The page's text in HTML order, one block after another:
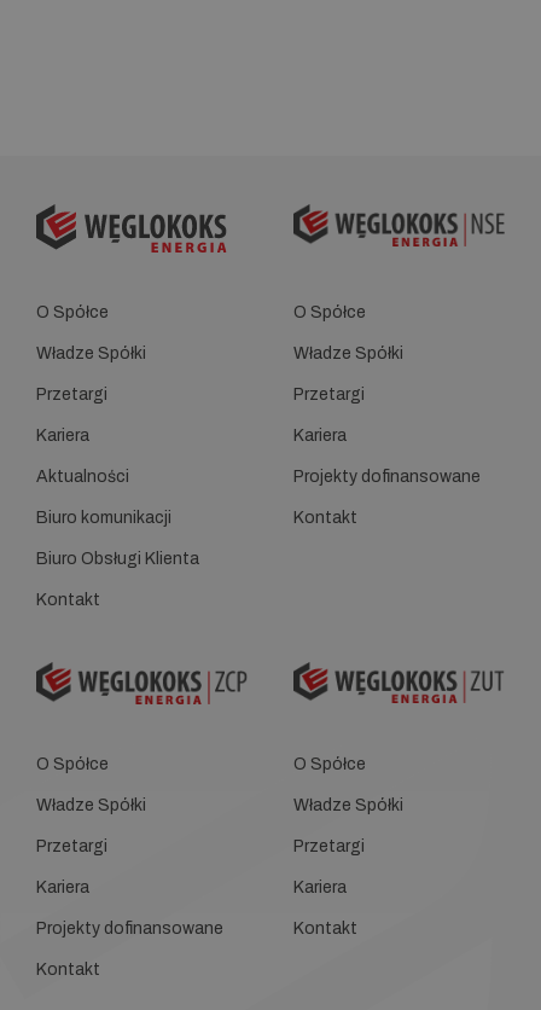
O Spółce
Władze Spółki
Przetargi
Kariera
Aktualności
Biuro komunikacji
Biuro Obsługi Klienta
Kontakt
O Spółce
Władze Spółki
Przetargi
Kariera
Projekty dofinansowane
Kontakt
O Spółce
Władze Spółki
Przetargi
Kariera
Projekty dofinansowane
Kontakt
O Spółce
Władze Spółki
Przetargi
Kariera
Kontakt